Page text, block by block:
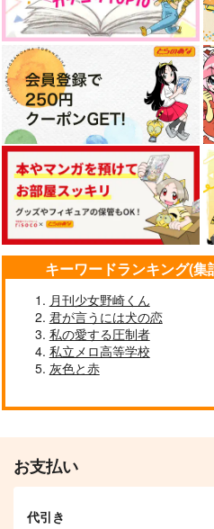
サンプル
作品詳細
サンプ
作品詳
キーワードランキング(
月刊少女野崎くん
君が言うには犬の恋
私の愛する圧制者
私立メロ高等学校
灰色と赤
お支払い
代引き